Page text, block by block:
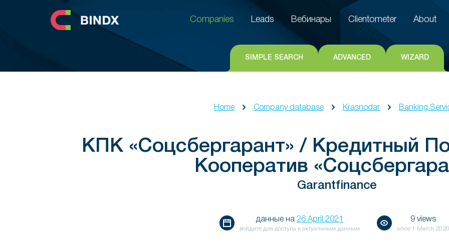
Clientometer
Companies
Leads Вебинары Clientometer About
SIMPLE SEARCH ADVANCED WIZARD
Home Company database Krasnodar Banking
КПК «Соцсбергарант» / Кредитный
Кооператив
Garantfinance
данные на 26 April 2021
войдите для доступа к актуальным данным
9 views
since 1 March 2020